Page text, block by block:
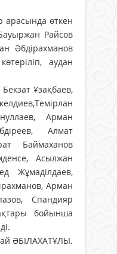
арасында өткен
Райсов
Әбдірахманов
аудан
Ұзақбаев,
Арман
Алмат
Баймаханов
Асылжан
Жұмаділдаев,
Арман
Спандияр
бойынша
ӘБІЛАХАТҰЛЫ.